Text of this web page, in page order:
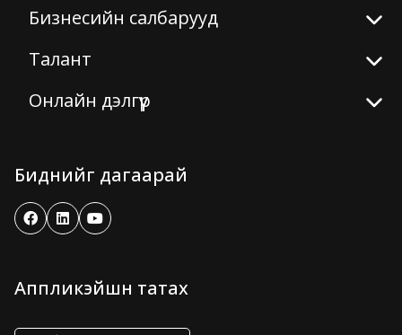
Бизнесийн салбарууд
Талант
Онлайн дэлгүүр
Биднийг дагаарай
Аппликэйшн татах